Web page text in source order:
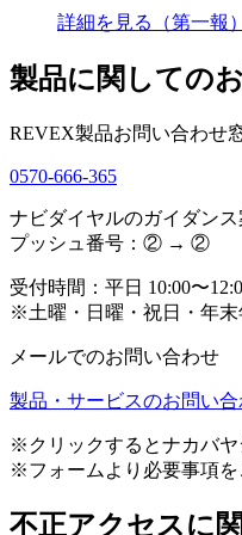
詳細を見る（第一報）
製品に関しての
REVEX製品お問い合わせ
0570-666-365
ナビダイヤルのガイダンス
プッシュ番号：② → ②
受付時間：平日 10:00〜
※土曜・日曜・祝日・年末
メールでのお問い合わせ
製品・サービスのお問い
※クリックするとナカバヤ
※フォームより必要事項を
不正アクセスに